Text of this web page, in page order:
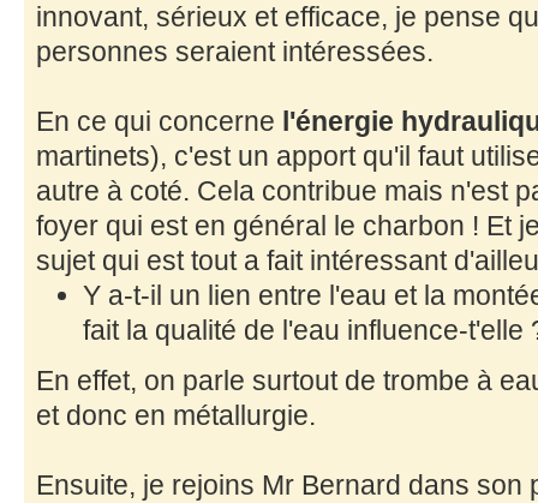
innovant, sérieux et efficace, je pense
personnes seraient intéressées.
En ce qui concerne l'énergie
martinets), c'est un apport qu'il faut
autre à coté. Cela contribue mais n'est
foyer qui est en général le charbon ! Et
sujet qui est tout a fait intéressant
Y a-t-il un lien entre l'eau et la
fait la qualité de l'eau influence-t'elle
En effet, on parle surtout de trombe à
et donc en métallurgie.
Ensuite, je rejoins Mr Bernard dans son